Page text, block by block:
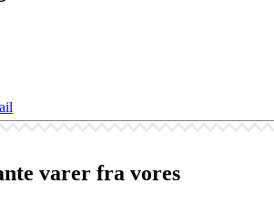
varer fra vores